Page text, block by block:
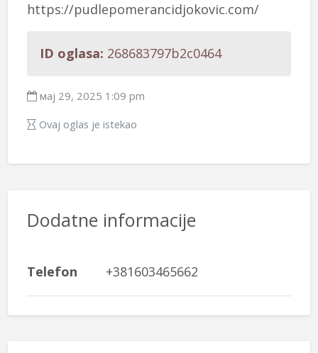
https://pudlepomerancidjokovic.com/
ID oglasa: 268683797b2c0464
мај 29, 2025 1:09 pm
Ovaj oglas je istekao
Dodatne informacije
Telefon +381603465662